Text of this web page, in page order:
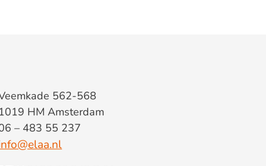
562-568
1019 HM Amsterdam
– 483 55 237